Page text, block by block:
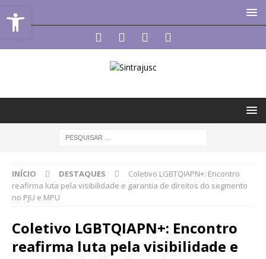
INÍCIO DESTAQUES
Coletivo LGBTQIAPN+: Encontro
reafirma luta pela visibilidade e garantia de direitos do segmento
no PJU e MPU
Coletivo LGBTQIAPN+: Encontro
reafirma luta pela visibilidade e
Abrir a barra de ferramentas